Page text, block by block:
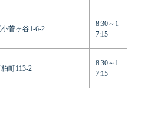
菅ヶ谷1-6-2
8:30～1
7:15
町113-2
8:30～1
7:15